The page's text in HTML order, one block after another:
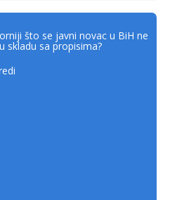
što se javni novac u BiH ne
skladu sa propisima?